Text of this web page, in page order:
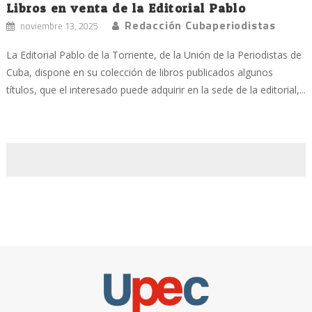
Libros en venta de la Editorial Pablo
noviembre 13, 2025 Redacción Cubaperiodistas
La Editorial Pablo de la Torriente, de la Unión de la Periodistas de
Cuba, dispone en su colección de libros publicados algunos
títulos, que el interesado puede adquirir en la sede de la editorial,...